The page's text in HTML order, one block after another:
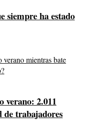
siempre ha estado
verano: 2.011
de trabajadores